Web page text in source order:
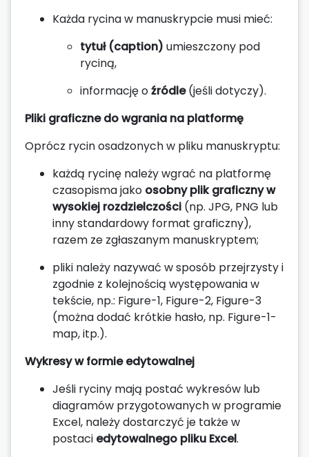
Każda rycina w manuskrypcie musi mieć:
tytuł (caption) umieszczony pod
ryciną,
informację oźródle(jeśli dotyczy).
Pliki graficzne do wgrania na platformę
Oprócz rycin osadzonych w pliku manuskryptu:
każdą rycinę należy wgrać na platformę
czasopisma jako osobny plik graficzny w
wysokiej rozdzielczości (np. JPG, PNG lub
inny standardowy format graficzny),
razem ze zgłaszanym manuskryptem;
pliki należy nazywać w sposób przejrzysty i
zgodnie z kolejnością występowania w
tekście, np.: Figure-1, Figure-2, Figure-3
(można dodać krótkie hasło, np. Figure-1-
map, itp.).
Wykresy w formie edytowalnej
Jeśli ryciny mają postać wykresów lub
diagramów przygotowanych w programie
Excel, należy dostarczyć je także w
postaci edytowalnego pliku Excel.